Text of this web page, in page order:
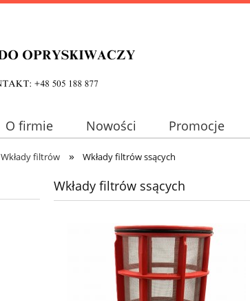
O firmie Nowości Promocje
Wkłady filtrów » Wkłady filtrów ssących
Wkłady filtrów ssących